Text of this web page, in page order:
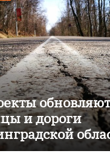
и дороги